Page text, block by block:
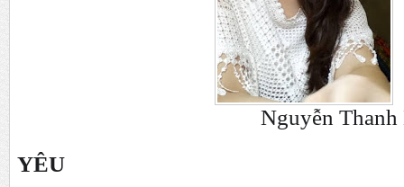
Nguyễn
YÊU